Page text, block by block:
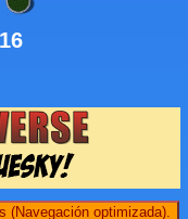
(Navegación optimizada).